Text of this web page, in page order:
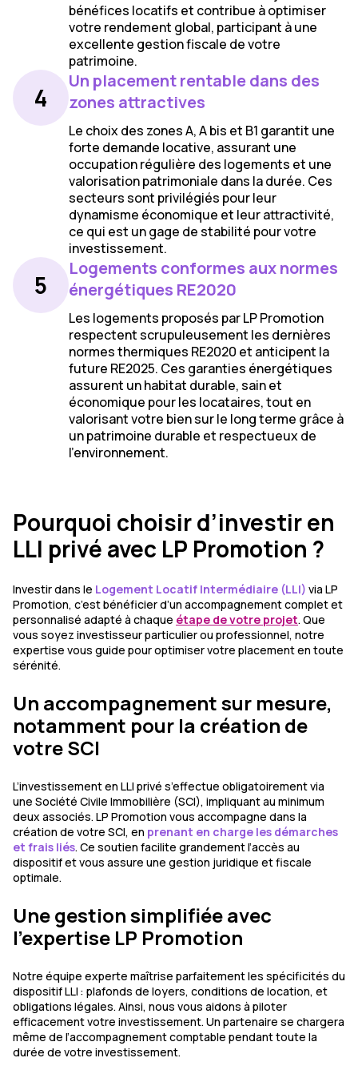
bénéfices locatifs et contribue à optimiser
votre rendement global, participant à une
excellente gestion fiscale de votre
patrimoine.
4
Un placement rentable dans des
zones attractives
Le choix des zones A, A bis et B1 garantit une
forte demande locative, assurant une
occupation régulière des logements et une
valorisation patrimoniale dans la durée. Ces
secteurs sont privilégiés pour leur
dynamisme économique et leur attractivité,
ce qui est un gage de stabilité pour votre
investissement.
5
Logements conformes aux normes
énergétiques RE2020
Les logements proposés par LP Promotion
respectent scrupuleusement les dernières
normes thermiques RE2020 et anticipent la
future RE2025. Ces garanties énergétiques
assurent un habitat durable, sain et
économique pour les locataires, tout en
valorisant votre bien sur le long terme grâce à
un patrimoine durable et respectueux de
l’environnement.
Pourquoi choisir d’investir en
LLI privé avec LP Promotion ?
Investir dans le Logement Locatif Intermédiaire (LLI) via LP
Promotion, c’est bénéficier d’un accompagnement complet et
personnalisé adapté à chaque étape de votre projet. Que
vous soyez investisseur particulier ou professionnel, notre
expertise vous guide pour optimiser votre placement en toute
sérénité.
Un accompagnement sur mesure,
notamment pour la création de
votre SCI
L’investissement en LLI privé s’effectue obligatoirement via
une Société Civile Immobilière (SCI), impliquant au minimum
deux associés. LP Promotion vous accompagne dans la
création de votre SCI, en prenant en charge les démarches
et frais liés. Ce soutien facilite grandement l’accès au
dispositif et vous assure une gestion juridique et fiscale
optimale.
Une gestion simplifiée avec
l’expertise LP Promotion
Notre équipe experte maîtrise parfaitement les spécificités du
dispositif LLI : plafonds de loyers, conditions de location, et
obligations légales. Ainsi, nous vous aidons à piloter
efficacement votre investissement. Un partenaire se chargera
même de l’accompagnement comptable pendant toute la
durée de votre investissement.